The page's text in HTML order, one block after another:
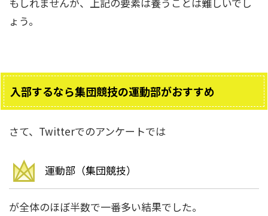
ょう。
入部するなら集団競技の運動部がおすすめ
さて、Twitterでのアンケートでは
運動部（集団競技）
が全体のほぼ半数で一番多い結果でした。